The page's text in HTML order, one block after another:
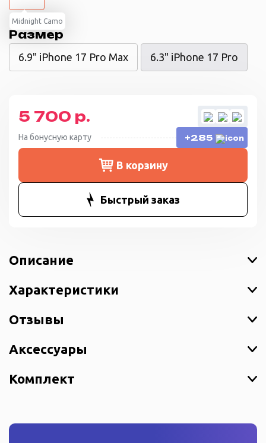
Midnight Camo
Размер
6.9" iPhone 17 Pro Max 6.3" iPhone 17 Pro
5 700 р.
На бонусную карту +285
В корзину
Быстрый заказ
Описание
Характеристики
Отзывы
Аксессуары
Комплект